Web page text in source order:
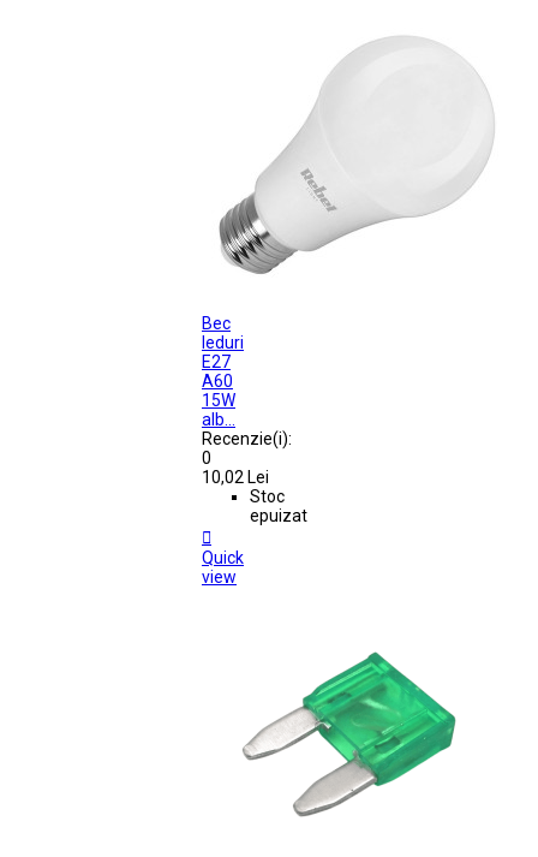
Bec
leduri
E27
A60
15W
alb...
Recenzie(i):
0
10,02 Lei
Stoc
epuizat

Quick
view